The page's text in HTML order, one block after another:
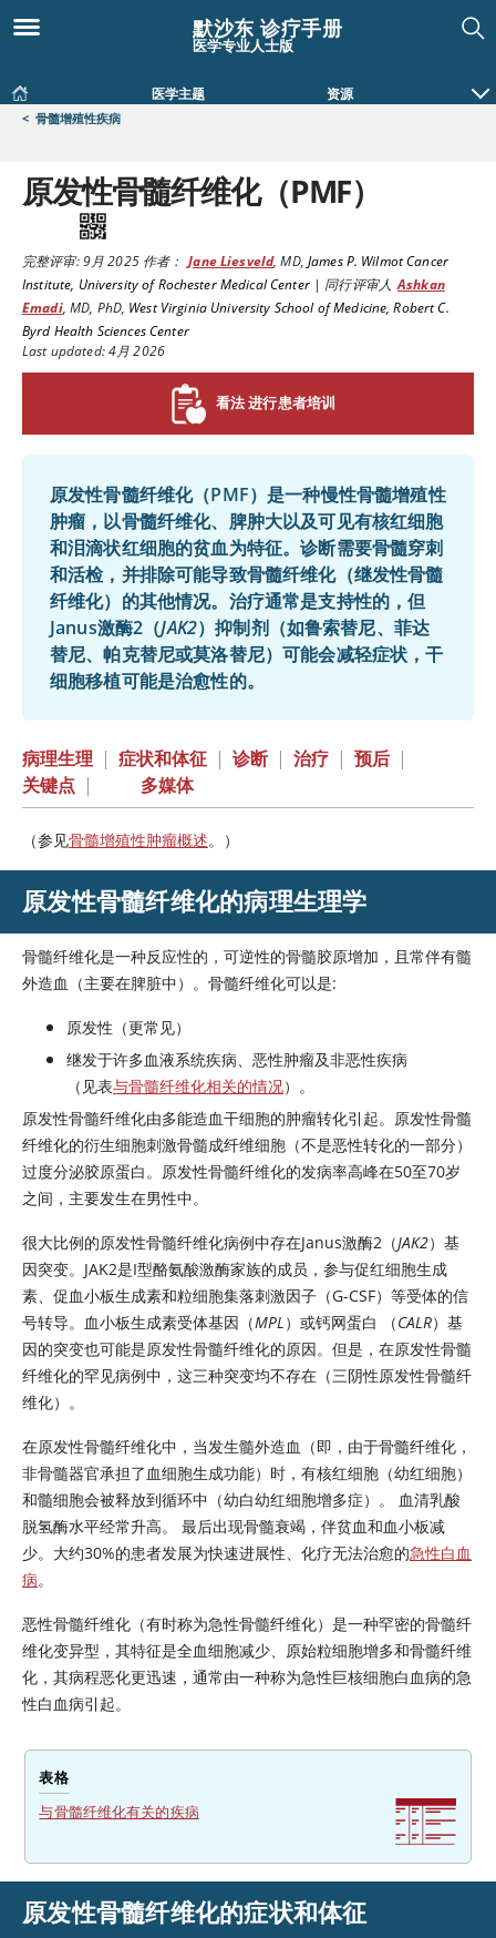
默沙东 诊疗手册
医学专业人士版
医学主题 资源
< 骨髓增殖性疾病
原发性骨髓纤维化（PMF）
完整评审:9月 2025作者： Jane Liesveld,MD, James P. Wilmot Cancer
Institute, University of Rochester Medical Center| 同行评审人 Ashkan
Emadi, MD, PhD, West Virginia University School of Medicine, Robert C.
Byrd Health Sciences Center
Last updated: 4月 2026
看法 进行患者培训
原发性骨髓纤维化（PMF）是一种慢性骨髓增殖性
肿瘤，以骨髓纤维化、脾肿大以及可见有核红细胞
和泪滴状红细胞的贫血为特征。诊断需要骨髓穿刺
和活检，并排除可能导致骨髓纤维化（继发性骨髓
纤维化）的其他情况。治疗通常是支持性的，但
Janus激酶2（JAK2）抑制剂（如鲁索替尼、 菲达
替尼、帕克替尼或莫洛替尼）可能会减轻症状，干
细胞移植可能是治愈性的。
病理生理 | 症状和体征 | 诊断 | 治疗 | 预后 |
关键点 | 多媒体
（参见骨髓增殖性肿瘤概述。）
原发性骨髓纤维化的病理生理学
骨髓纤维化是一种反应性的，可逆性的骨髓胶原增加，且常伴有髓
外造血（主要在脾脏中）。骨髓纤维化可以是:
原发性（更常见）
继发于许多血液系统疾病、恶性肿瘤及非恶性疾病
（见表与骨髓纤维化相关的情况）。
原发性骨髓纤维化由多能造血干细胞的肿瘤转化引起。原发性骨髓
纤维化的衍生细胞刺激骨髓成纤维细胞（不是恶性转化的一部分）
过度分泌胶原蛋白。原发性骨髓纤维化的发病率高峰在50至70岁
之间，主要发生在男性中。
很大比例的原发性骨髓纤维化病例中存在Janus激酶2（JAK2）基
因突变。JAK2是I型酪氨酸激酶家族的成员，参与促红细胞生成
素、促血小板生成素和粒细胞集落刺激因子（G-CSF）等受体的信
号转导。血小板生成素受体基因（MPL）或钙网蛋白 （CALR）基
因的突变也可能是原发性骨髓纤维化的原因。但是，在原发性骨髓
纤维化的罕见病例中，这三种突变均不存在（三阴性原发性骨髓纤
维化）。
在原发性骨髓纤维化中，当发生髓外造血（即，由于骨髓纤维化，
非骨髓器官承担了血细胞生成功能）时，有核红细胞（幼红细胞）
和髓细胞会被释放到循环中（幼白幼红细胞增多症）。 血清乳酸
脱氢酶水平经常升高。 最后出现骨髓衰竭，伴贫血和血小板减
少。大约30%的患者发展为快速进展性、化疗无法治愈的急性白血
病。
恶性骨髓纤维化（有时称为急性骨髓纤维化）是一种罕密的骨髓纤
维化变异型，其特征是全血细胞减少、原始粒细胞增多和骨髓纤维
化，其病程恶化更迅速，通常由一种称为急性巨核细胞白血病的急
性白血病引起。
表格
与骨髓纤维化有关的疾病
原发性骨髓纤维化的症状和体征